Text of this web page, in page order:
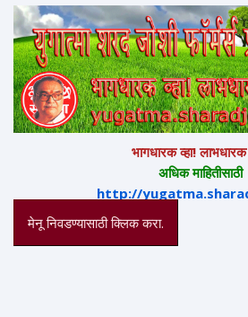
भागधारक व्हा! लाभधारक
अधिक माहितीसाठी
http://
मेनू निवडण्यासाठी क्लिक करा.